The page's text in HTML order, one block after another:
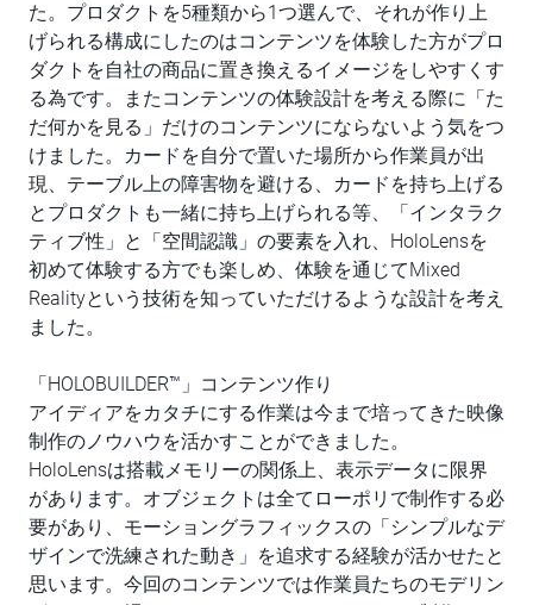
た。プロダクトを5種類から1つ選んで、それが作り上
げられる構成にしたのはコンテンツを体験した方がプロ
ダクトを自社の商品に置き換えるイメージをしやすくす
る為です。またコンテンツの体験設計を考える際に「た
だ何かを見る」だけのコンテンツにならないよう気をつ
けました。カードを自分で置いた場所から作業員が出
現、テーブル上の障害物を避ける、カードを持ち上げる
とプロダクトも一緒に持ち上げられる等、「インタラク
ティブ性」と「空間認識」の要素を入れ、HoloLensを
初めて体験する方でも楽しめ、体験を通じてMixed
Realityという技術を知っていただけるような設計を考え
ました。
「HOLOBUILDER™」コンテンツ作り
アイディアをカタチにする作業は今まで培ってきた映像
制作のノウハウを活かすことができました。
HoloLensは搭載メモリーの関係上、表示データに限界
があります。オブジェクトは全てローポリで制作する必
要があり、モーショングラフィックスの「シンプルなデ
ザインで洗練された動き」を追求する経験が活かせたと
思います。今回のコンテンツでは作業員たちのモデリン